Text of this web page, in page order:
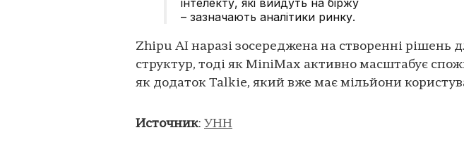
інтелекту, які вийдуть на біржу
– зазначають аналітики ринку.
Zhipu AI наразі зосереджена на створенні рішень
структур, тоді як MiniMax активно масштабує
як додаток Talkie, який вже має мільйони
Источник: УНН